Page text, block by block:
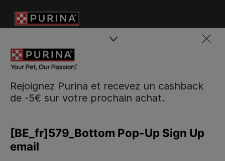
Rejoignez Purina et recevez un cashback
de -5€ sur votre prochain achat.
Purina